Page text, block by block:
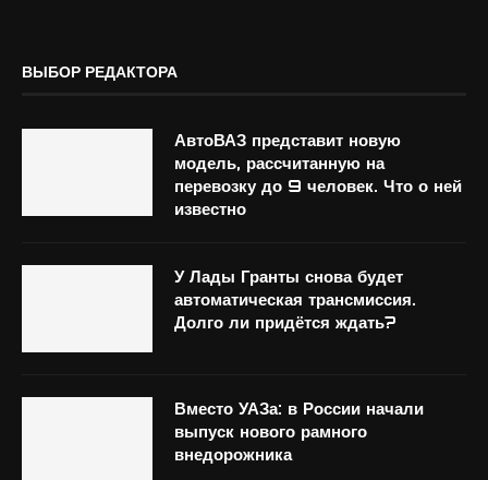
ВЫБОР РЕДАКТОРА
АвтоВАЗ представит новую
модель, рассчитанную на
перевозку до 9 человек. Что о ней
известно
У Лады Гранты снова будет
автоматическая трансмиссия.
Долго ли придётся ждать?
Вместо УАЗа: в России начали
выпуск нового рамного
внедорожника